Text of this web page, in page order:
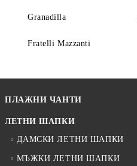
Granadilla
Fratelli Mazzanti
ПЛАЖНИ ЧАНТИ
ЛЕТНИ ШАПКИ
ДАМСКИ ЛЕТНИ ШАПКИ
МЪЖКИ ЛЕТНИ ШАПКИ